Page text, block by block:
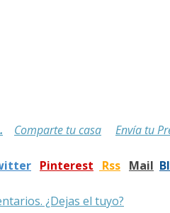
Comparte tu casa
Envía tu
Pinterest Rss Mail
¿Dejas el tuyo?